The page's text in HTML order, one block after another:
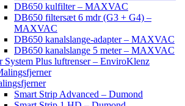
DB650 kulfilter – MAXVAC
DB650 filtersæt 6 mdr (G3 + G4) –
MAXVAC
DB650 kanalslange-adapter – MAXVAC
DB650 kanalslange 5 meter – MAXVAC
System Plus luftrenser – EnviroKlenz
Smart Strip Advanced – Dumond